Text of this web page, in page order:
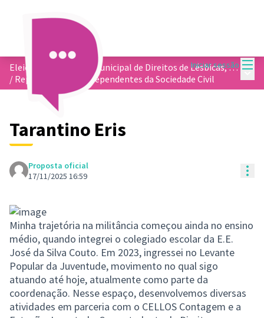
Iniciar sessão
Eleição do Conselho Municipal de Direitos de Lésbicas, Gays, Bissexuais, Travestis e Transexuais - COMDLGBT
/ Representantes Independentes da Sociedade Civil
Tarantino Eris
Proposta oficial
17/11/2025 16:59
Minha trajetória na militância começou ainda no ensino
médio, quando integrei o colegiado escolar da E.E.
José da Silva Couto. Em 2023, ingressei no Levante
Popular da Juventude, movimento no qual sigo
atuando até hoje, atualmente como parte da
coordenação. Nesse espaço, desenvolvemos diversas
atividades em parceria com o CELLOS Contagem e a